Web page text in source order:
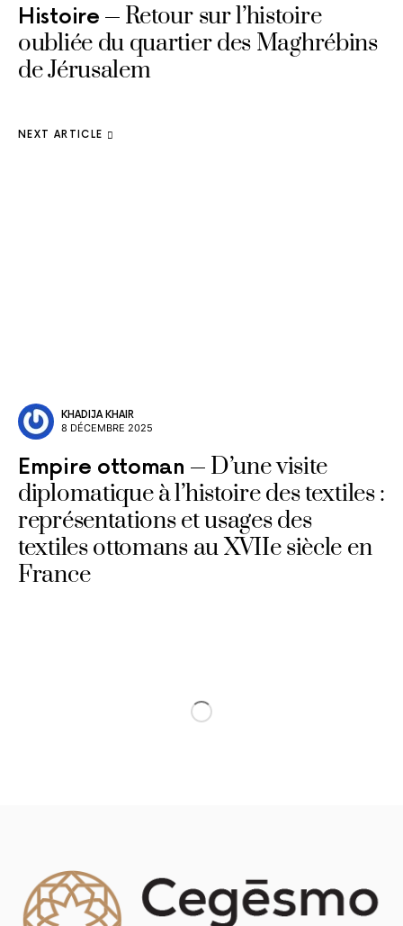
Histoire
Retour sur l’histoire
oubliée du quartier des Maghrébins
de Jérusalem
NEXT ARTICLE
KHADIJA KHAIR
8 DÉCEMBRE 2025
Empire ottoman
D’une visite
diplomatique à l’histoire des textiles :
représentations et usages des
textiles ottomans au XVIIe siècle en
France